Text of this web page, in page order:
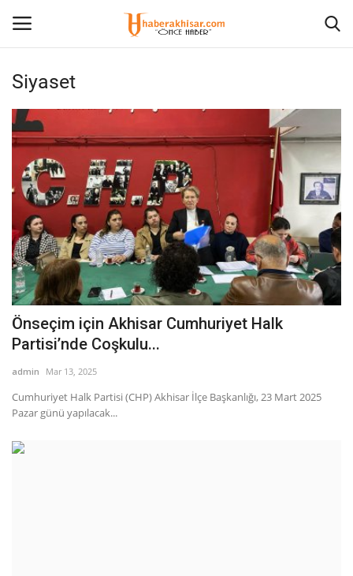
Giriş Yap
Anasayfa
Künye
Ekonomi
Eğitim
Magazin
Spor
Siyaset
Siyaset
Önseçim için Akhisar Cumhuriyet Halk
Partisi’nde Coşkulu...
admin Mar 13, 2025
Cumhuriyet Halk Partisi (CHP) Akhisar İlçe Başkanlığı, 23 Mart 2025
Pazar günü yapılacak...